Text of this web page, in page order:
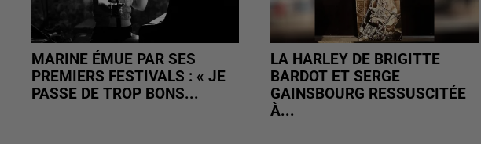
MARINE ÉMUE PAR SES
PREMIERS FESTIVALS : « JE
PASSE DE TROP BONS...
LA HARLEY DE BRIGITTE
BARDOT ET SERGE
GAINSBOURG RESSUSCITÉE
À...